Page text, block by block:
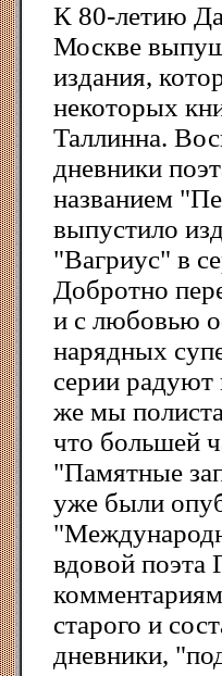
К 80-летию
Москве
издания,
некоторых
Таллинна.
дневники
названием
выпустило
"Вагриус" в
Добротно
и с любовью
нарядных
серии радуют
же мы
что большей
"Памятные
уже были
вдовой поэта
старого и
дневники,